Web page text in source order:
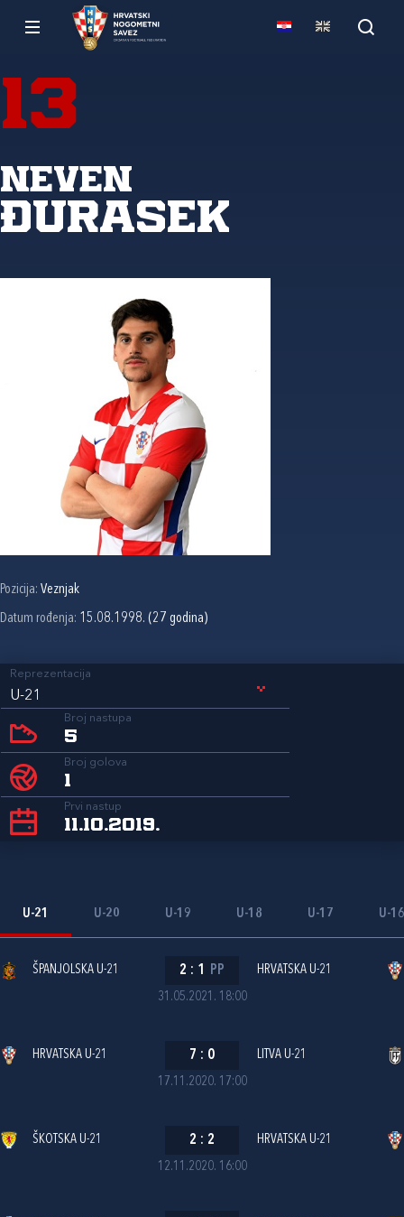
13
Neven
Đurasek
Pozicija: Veznjak
Datum rođenja: 15.08.1998. (27 godina)
Reprezentacija
U-21
Broj nastupa
5
Broj golova
1
Prvi nastup
11.10.2019.
U-21 U-20 U-19 U-18 U-17 U-16
31.05.2021. 18:00
ŠPANJOLSKA U-21 2 : 1 PP HRVATSKA U-21
17.11.2020. 17:00
HRVATSKA U-21 7 : 0 LITVA U-21
12.11.2020. 16:00
ŠKOTSKA U-21 2 : 2 HRVATSKA U-21